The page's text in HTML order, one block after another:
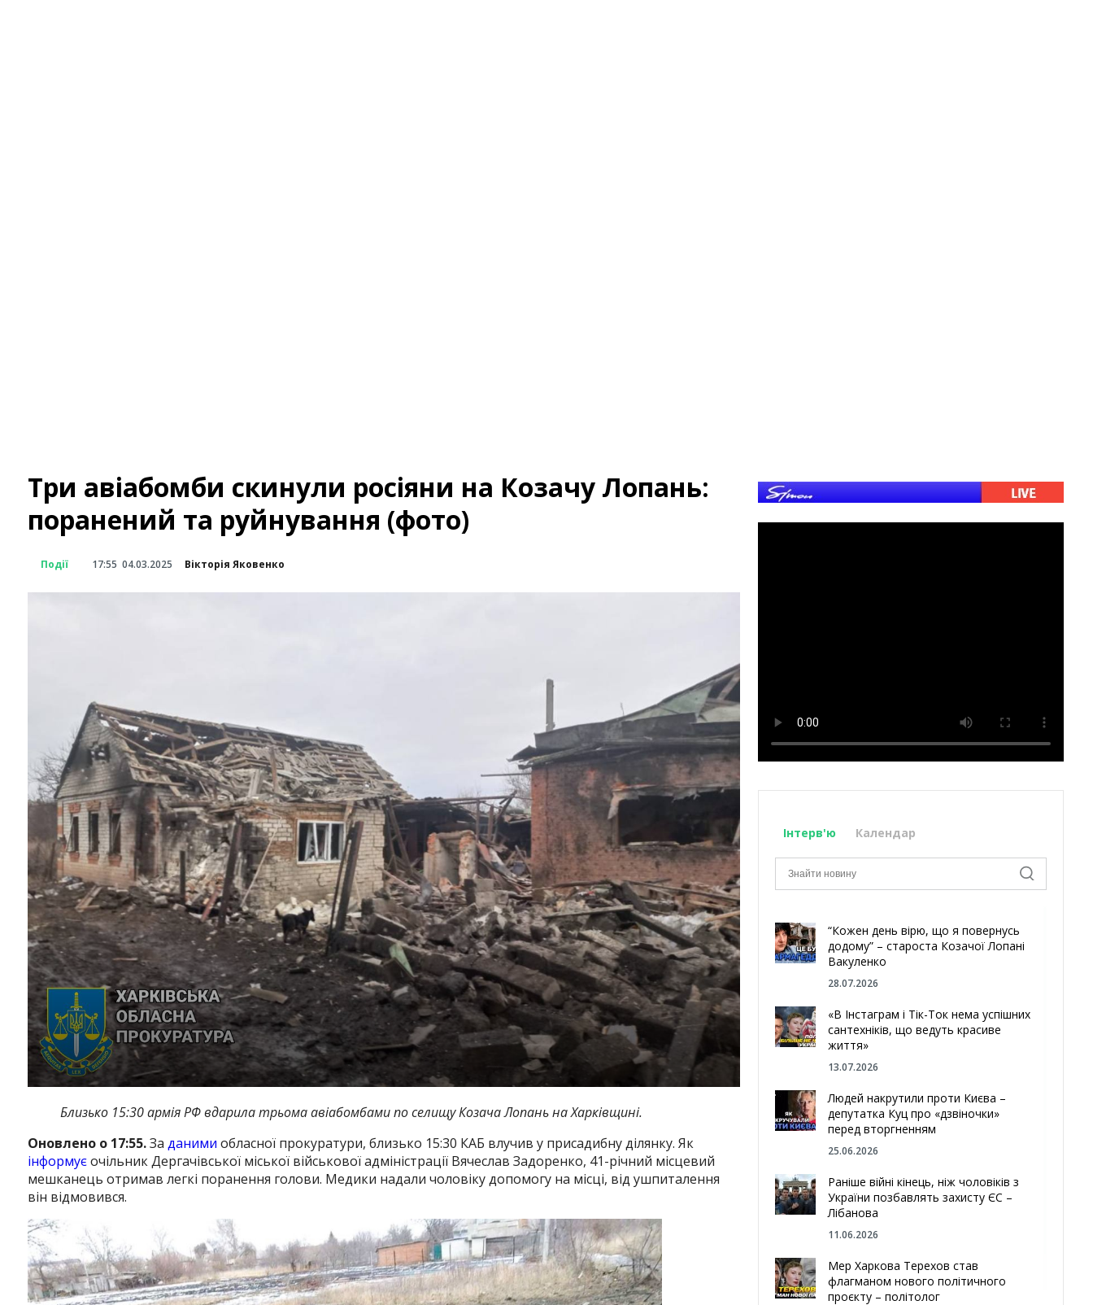
Три авіабомби скинули росіяни на Козачу Лопань:
поранений та руйнування (фото)
Події 17:55 04.03.2025 Вікторія Яковенко
Близько 15:30 армія РФ вдарила трьома авіабомбами по селищу Козача Лопань на Харківщині.
Оновлено о 17:55.За даними обласної прокуратури, близько 15:30 КАБ влучив у присадибну ділянку. Як
інформуєочільник Дергачівської міської військової адміністрації Вячеслав Задоренко, 41-річний місцевий
мешканець отримав легкі поранення голови. Медики надали чоловіку допомогу на місці, від ушпиталення
він відмовився.
Інтерв'ю Календар
“Кожен день вірю, що я повернусь
додому” – староста Козачої Лопані
Вакуленко
28.07.2026
«В Інстаграм і Тік-Ток нема успішних
сантехніків, що ведуть красиве
життя»
13.07.2026
Людей накрутили проти Києва –
депутатка Куц про «дзвіночки»
перед вторгненням
25.06.2026
Раніше війні кінець, ніж чоловіків з
України позбавлять захисту ЄС –
Лібанова
11.06.2026
Мер Харкова Терехов став
флагманом нового політичного
проєкту – політолог